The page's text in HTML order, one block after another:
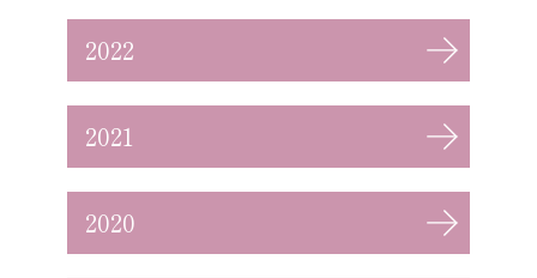
2022
2021
2020